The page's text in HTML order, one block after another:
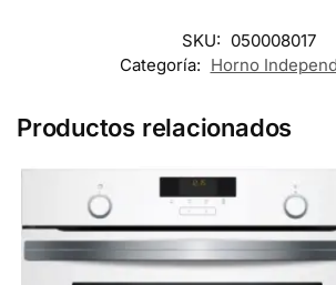
SKU: 050008017
Categoría: Horno
Productos relacionados